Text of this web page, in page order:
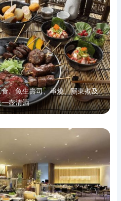
、魚生壽司、串燒、關東煮及
壺清酒